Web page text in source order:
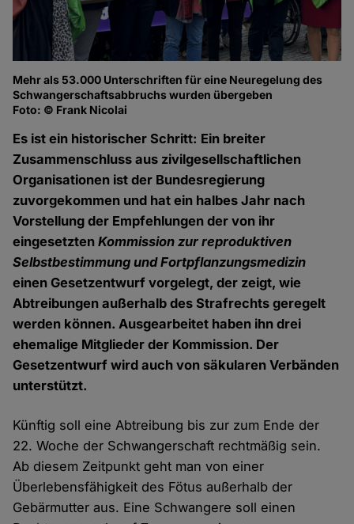
Mehr als 53.000 Unterschriften für eine Neuregelung des
Schwangerschaftsabbruchs wurden übergeben
Foto: © Frank Nicolai
Es ist ein historischer Schritt: Ein breiter
Zusammenschluss aus zivilgesellschaftlichen
Organisationen ist der Bundesregierung
zuvorgekommen und hat ein halbes Jahr nach
Vorstellung der Empfehlungen der von ihr
eingesetztenKommission zur reproduktiven
Selbstbestimmung und Fortpflanzungsmedizin
einen Gesetzentwurf vorgelegt, der zeigt, wie
Abtreibungen außerhalb des Strafrechts geregelt
werden können. Ausgearbeitet haben ihn drei
ehemalige Mitglieder der Kommission. Der
Gesetzentwurf wird auch von säkularen Verbänden
unterstützt.
Künftig soll eine Abtreibung bis zur zum Ende der
22. Woche der Schwangerschaft rechtmäßig sein.
Ab diesem Zeitpunkt geht man von einer
Überlebensfähigkeit des Fötus außerhalb der
Gebärmutter aus. Eine Schwangere soll einen